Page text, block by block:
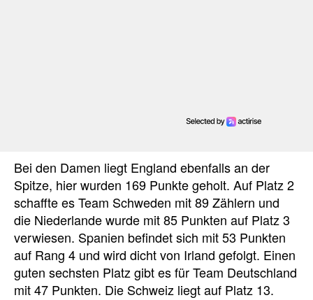
Bei den Damen liegt England ebenfalls an der
Spitze, hier wurden 169 Punkte geholt. Auf Platz 2
schaffte es Team Schweden mit 89 Zählern und
die Niederlande wurde mit 85 Punkten auf Platz 3
verwiesen. Spanien befindet sich mit 53 Punkten
auf Rang 4 und wird dicht von Irland gefolgt. Einen
guten sechsten Platz gibt es für Team Deutschland
mit 47 Punkten. Die Schweiz liegt auf Platz 13.